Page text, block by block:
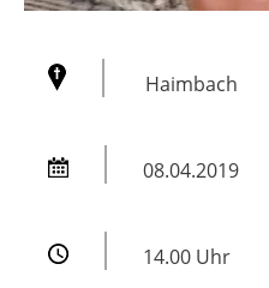
Haimbach
08.04.2019
14.00 Uhr